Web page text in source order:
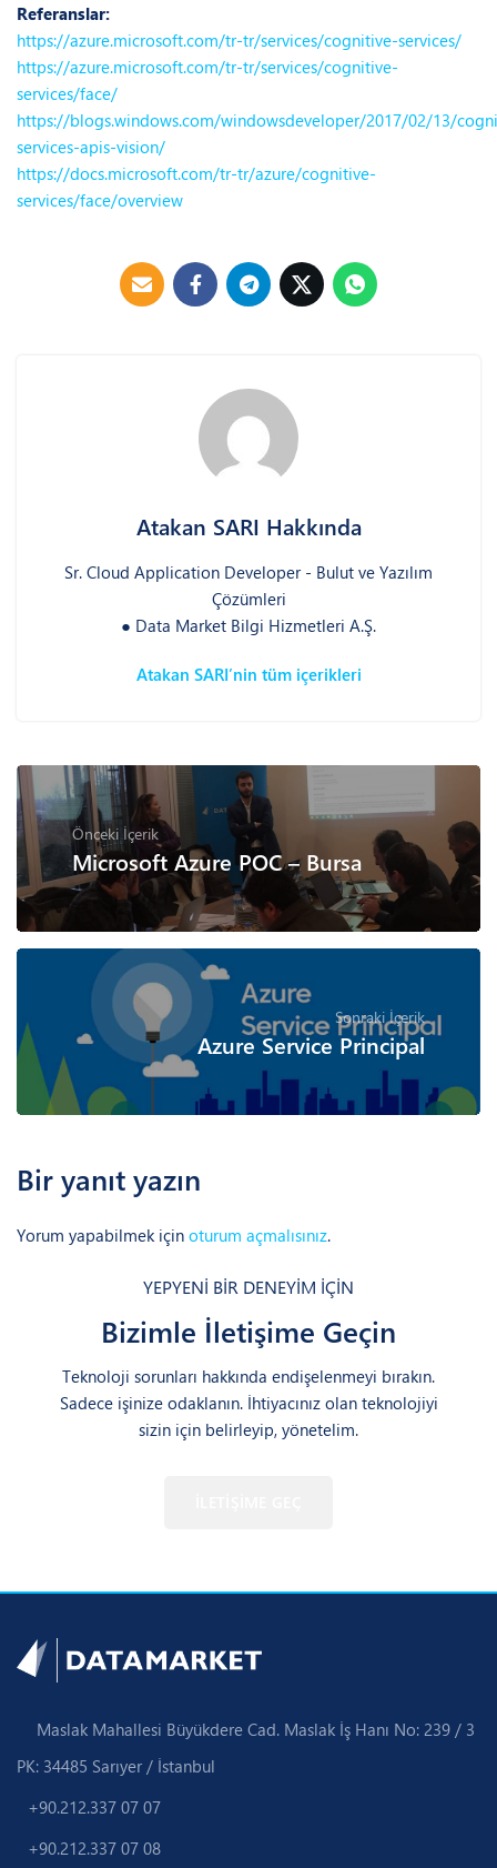
alabileceğimizi gösteriyor. Sizlerde bu servisi veya diğer
servisleri kullanarak kendi senaryolarınızı oluşturabilirsiniz.
Referanslar:
https://azure.microsoft.com/tr-tr/services/cognitive-services/
https://azure.microsoft.com/tr-tr/services/cognitive-
services/face/
https://blogs.windows.com/windowsdeveloper/2017/02/13/
services/face/overview
Atakan SARI Hakkında
Çözümleri
Microsoft Azure POC – Bursa
Sonraki İçerik
Yorum yapabilmek için oturum açmalısınız .
YEPYENİ BİR DENEYİM İÇİN
Bizimle İletişime Geçin
Maslak Mahallesi Büyükdere Cad. Maslak İş Hanı No: 239 / 3
PK: 34485 Sarıyer / İstanbul